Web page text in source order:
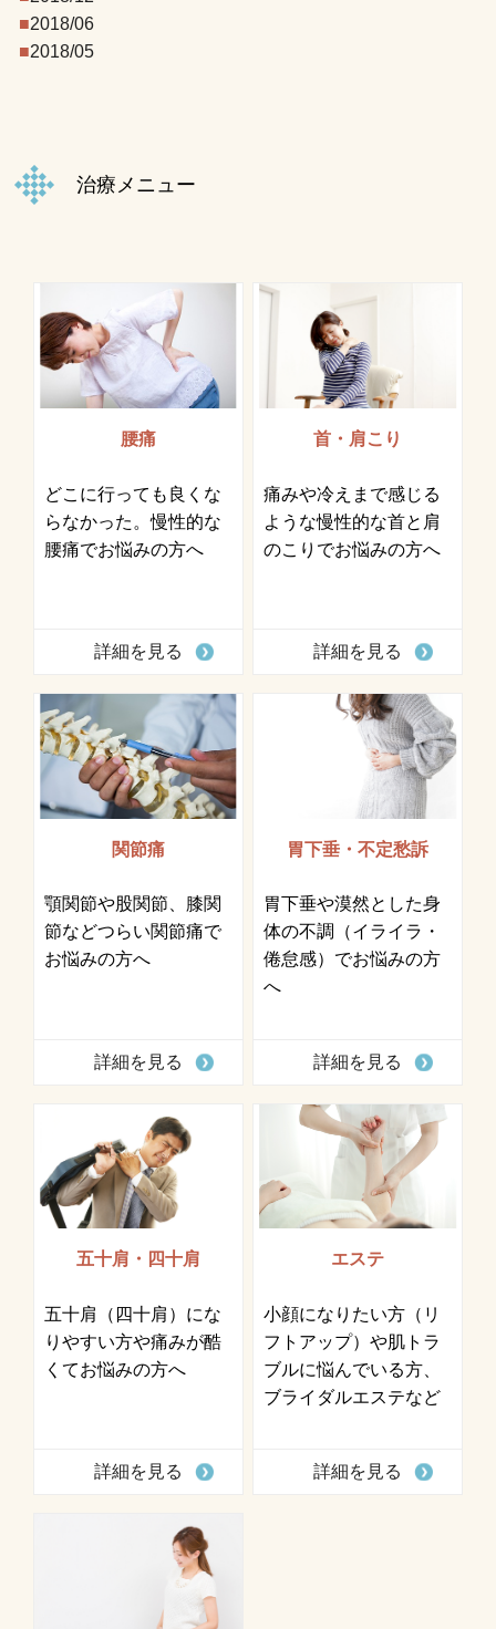
2018/06
2018/05
治療メニュー
腰痛
どこに行っても良くな
らなかった。慢性的な
腰痛でお悩みの方へ
詳細を見る
首・肩こり
痛みや冷えまで感じる
ような慢性的な首と肩
のこりでお悩みの方へ
詳細を見る
関節痛
顎関節や股関節、膝関
節などつらい関節痛で
お悩みの方へ
詳細を見る
胃下垂・不定愁訴
胃下垂や漠然とした身
体の不調（イライラ・
倦怠感）でお悩みの方
へ
詳細を見る
五十肩・四十肩
五十肩（四十肩）にな
りやすい方や痛みが酷
くてお悩みの方へ
詳細を見る
エステ
小顔になりたい方（リ
フトアップ）や肌トラ
ブルに悩んでいる方、
ブライダルエステなど
詳細を見る